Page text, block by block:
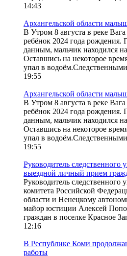
14:43
Архангельской области
В Утром 8 августа в реке
ребёнок 2024 года рождения.
данным, мальчик находился
Оставшись на некоторое
упал в
19:55
Архангельской области
В Утром 8 августа в реке
ребёнок 2024 года рождения.
данным, мальчик находился
Оставшись на некоторое
упал в
19:55
Руководитель следственного
выездной личный прием
Руководитель следственного
комитета Российской
области и Ненецкому
майор юстиции Алексей
граждан в поселке Красное
12:16
В Республике Коми
работы